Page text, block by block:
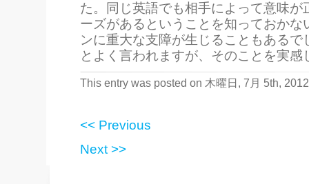
た。同じ英語でも相手によって意味が
ーズがあるということを知っておかな
ンに重大な支障が生じることもあるで
とよく言われますが、そのことを実感
This entry was posted on 木曜日, 7月 5th, 2012
<< Previous
Next >>